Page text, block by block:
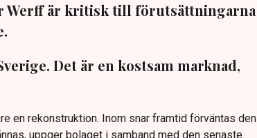
Werff är kritisk till förutsättningarna
Det är en kostsam marknad,
en rekonstruktion. Inom snar framtid förväntas den
uppger bolaget i samband med den senaste